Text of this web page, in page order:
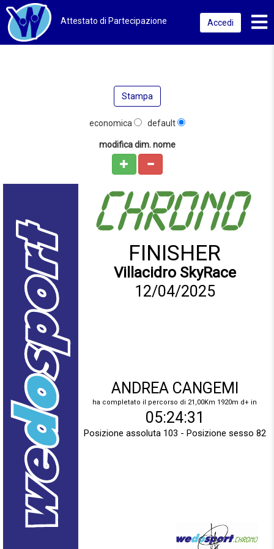
Attestato di Partecipazione Accedi
Stampa
economica default
modifica dim. nome
FINISHER
Villacidro SkyRace
ANDREA CANGEMI
ha completato il percorso di 21,00Km 1920m d+ in
Posizione assoluta 103 - Posizione sesso 82
05:24:31
12/04/2025